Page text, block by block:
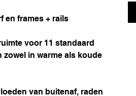
en frames + rails
voor 11 standaard
zowel in warme als koude
van buitenaf, raden